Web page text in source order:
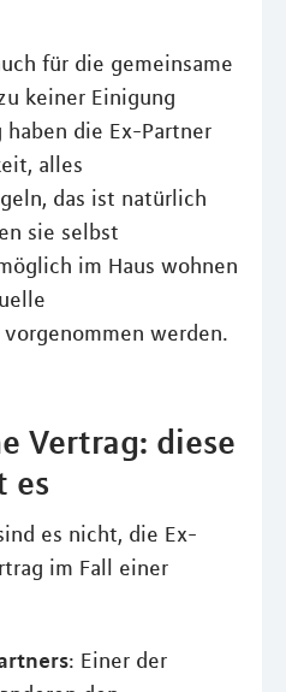
für die gemeinsame
keiner Einigung
haben die Ex-Partner
alles
das ist natürlich
sie selbst
im Haus wohnen
werden.
Vertrag: diese
es
es nicht, die Ex-
im Fall einer
: Einer der